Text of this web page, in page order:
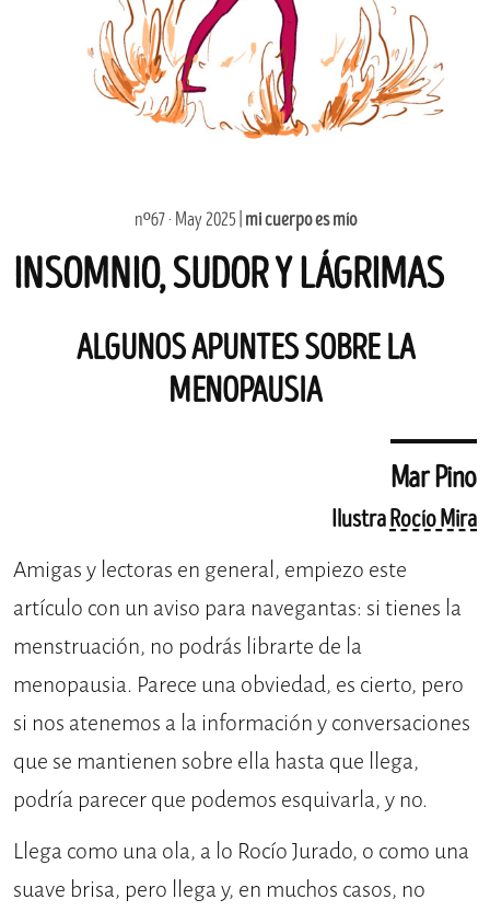
nº67 · May 2025 | mi cuerpo es mío
INSOMNIO, SUDOR Y LÁGRIMAS
ALGUNOS APUNTES SOBRE LA
MENOPAUSIA
Mar Pino
IlustraRocío Mira
Amigas y lectoras en general, empiezo este
artículo con un aviso para navegantas: si tienes la
menstruación, no podrás librarte de la
menopausia. Parece una obviedad, es cierto, pero
si nos atenemos a la información y conversaciones
que se mantienen sobre ella hasta que llega,
podría parecer que podemos esquivarla, y no.
Llega como una ola, a lo Rocío Jurado, o como una
suave brisa, pero llega y, en muchos casos, no